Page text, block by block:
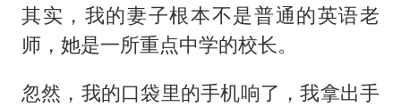
其实，我的妻子根本不是普通的英语老
师，她是一所重点中学的校长。
忽然，我的口袋里的手机响了，我拿出手